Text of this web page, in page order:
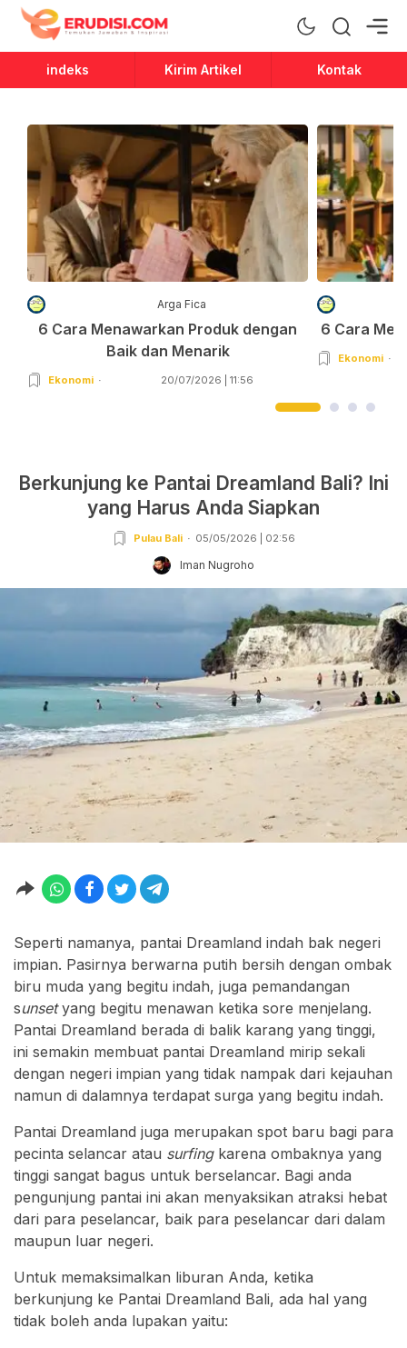
Erudisi
Temukan Jawaban dan Inspirasi
indeks Kirim Artikel Kontak
Arga Fica
6 Cara Menawarkan Produk dengan
Baik dan Menarik
Ekonomi 20/07/2026 | 11:56
6 Cara
Ekonomi
Berkunjung ke Pantai Dreamland Bali? Ini
yang Harus Anda Siapkan
Pulau Bali 05/05/2026 | 02:56
Iman Nugroho
Seperti namanya, pantai Dreamland indah bak negeri
impian. Pasirnya berwarna putih bersih dengan ombak
biru muda yang begitu indah, juga pemandangan
sunsetyang begitu menawan ketika sore menjelang.
Pantai Dreamland berada di balik karang yang tinggi,
ini semakin membuat pantai Dreamland mirip sekali
dengan negeri impian yang tidak nampak dari kejauhan
namun di dalamnya terdapat surga yang begitu indah.
Pantai Dreamland juga merupakan spot baru bagi para
pecinta selancar atau surfingkarena ombaknya yang
tinggi sangat bagus untuk berselancar. Bagi anda
pengunjung pantai ini akan menyaksikan atraksi hebat
dari para peselancar, baik para peselancar dari dalam
maupun luar negeri.
Untuk memaksimalkan liburan Anda, ketika
berkunjung ke Pantai Dreamland Bali, ada hal yang
tidak boleh anda lupakan yaitu: